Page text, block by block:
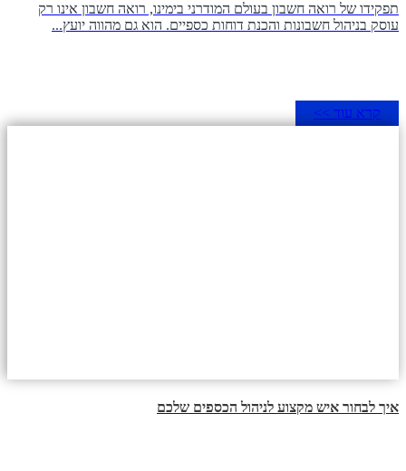
תפקידו של רואה חשבון בעולם המודרני בימינו, רואה חשבון אינו רק
עוסק בניהול חשבונות והכנת דוחות כספיים. הוא גם מהווה יועץ...
קרא עוד >>
איך לבחור איש מקצוע לניהול הכספים שלכם